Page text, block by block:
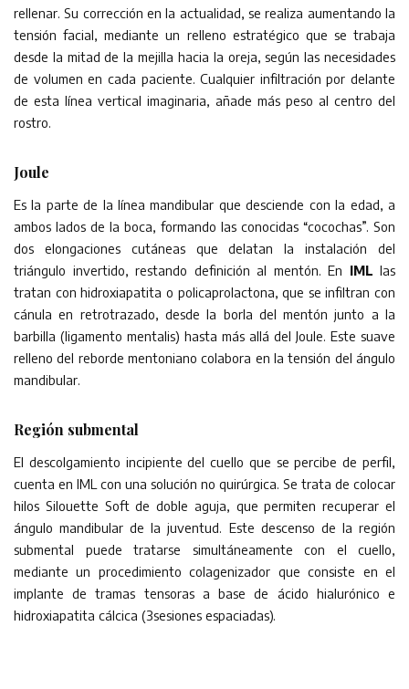
rellenar. Su corrección en la actualidad, se realiza aumentando la
tensión facial, mediante un relleno estratégico que se trabaja
desde la mitad de la mejilla hacia la oreja, según las necesidades
de volumen en cada paciente. Cualquier infiltración por delante
de esta línea vertical imaginaria, añade más peso al centro del
rostro.
Joule
Es la parte de la línea mandibular que desciende con la edad, a
ambos lados de la boca, formando las conocidas “cocochas”. Son
dos elongaciones cutáneas que delatan la instalación del
triángulo invertido, restando definición al mentón. En IML las
tratan con hidroxiapatita o policaprolactona, que se infiltran con
cánula en retrotrazado, desde la borla del mentón junto a la
barbilla (ligamento mentalis) hasta más allá del Joule. Este suave
relleno del reborde mentoniano colabora en la tensión del ángulo
mandibular.
Región submental
El descolgamiento incipiente del cuello que se percibe de perfil,
cuenta en IML con una solución no quirúrgica. Se trata de colocar
hilos Silouette Soft de doble aguja, que permiten recuperar el
ángulo mandibular de la juventud. Este descenso de la región
submental puede tratarse simultáneamente con el cuello,
mediante un procedimiento colagenizador que consiste en el
implante de tramas tensoras a base de ácido hialurónico e
hidroxiapatita cálcica (3sesiones espaciadas).